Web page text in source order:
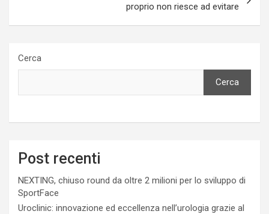
proprio non riesce ad evitare
Cerca
Cerca
Post recenti
NEXTING, chiuso round da oltre 2 milioni per lo sviluppo di
SportFace
Uroclinic: innovazione ed eccellenza nell’urologia grazie al